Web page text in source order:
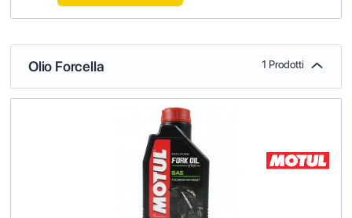
Olio Forcella 1 Prodotti